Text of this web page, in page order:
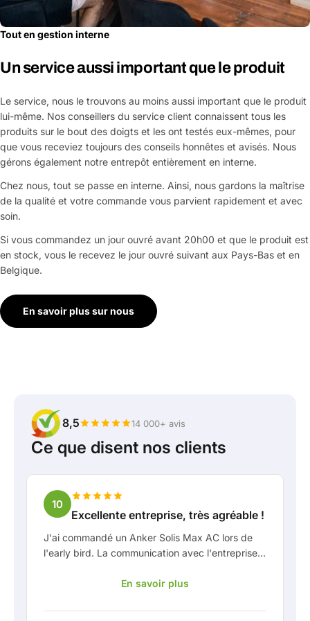
Les champs marqués d'un * sont obligatoires
Tout en gestion interne
Un service aussi important que le produit
Le service, nous le trouvons au moins aussi important que le produit
lui-même. Nos conseillers du service client connaissent tous les
produits sur le bout des doigts et les ont testés eux-mêmes, pour
que vous receviez toujours des conseils honnêtes et avisés. Nous
gérons également notre entrepôt entièrement en interne.
Chez nous, tout se passe en interne. Ainsi, nous gardons la maîtrise
de la qualité et votre commande vous parvient rapidement et avec
soin.
Si vous commandez un jour ouvré avant 20h00 et que le produit est
en stock, vous le recevez le jour ouvré suivant aux Pays-Bas et en
Belgique.
En savoir plus sur nous
8,5 14 000+ avis
Ce que disent nos clients
10
Excellente entreprise, très agréable !
J'ai commandé un Anker Solis Max AC lors de
l'early bird. La communication avec l'entreprise,
en tant que client. Rico m'a tenu bien informé de
partagée. Après avoir convenu de la livraison, on
En savoir plus